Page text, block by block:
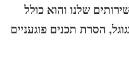
שלנו והוא כולל
הסרת תכנים פוגעניים